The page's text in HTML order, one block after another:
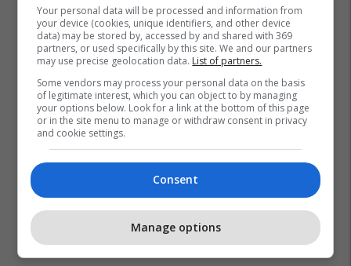
Your personal data will be processed and information from
your device (cookies, unique identifiers, and other device
data) may be stored by, accessed by and shared with 369
partners, or used specifically by this site. We and our partners
may use precise geolocation data. List of partners.
Some vendors may process your personal data on the basis
of legitimate interest, which you can object to by managing
your options below. Look for a link at the bottom of this page
or in the site menu to manage or withdraw consent in privacy
and cookie settings.
Consent
Manage options